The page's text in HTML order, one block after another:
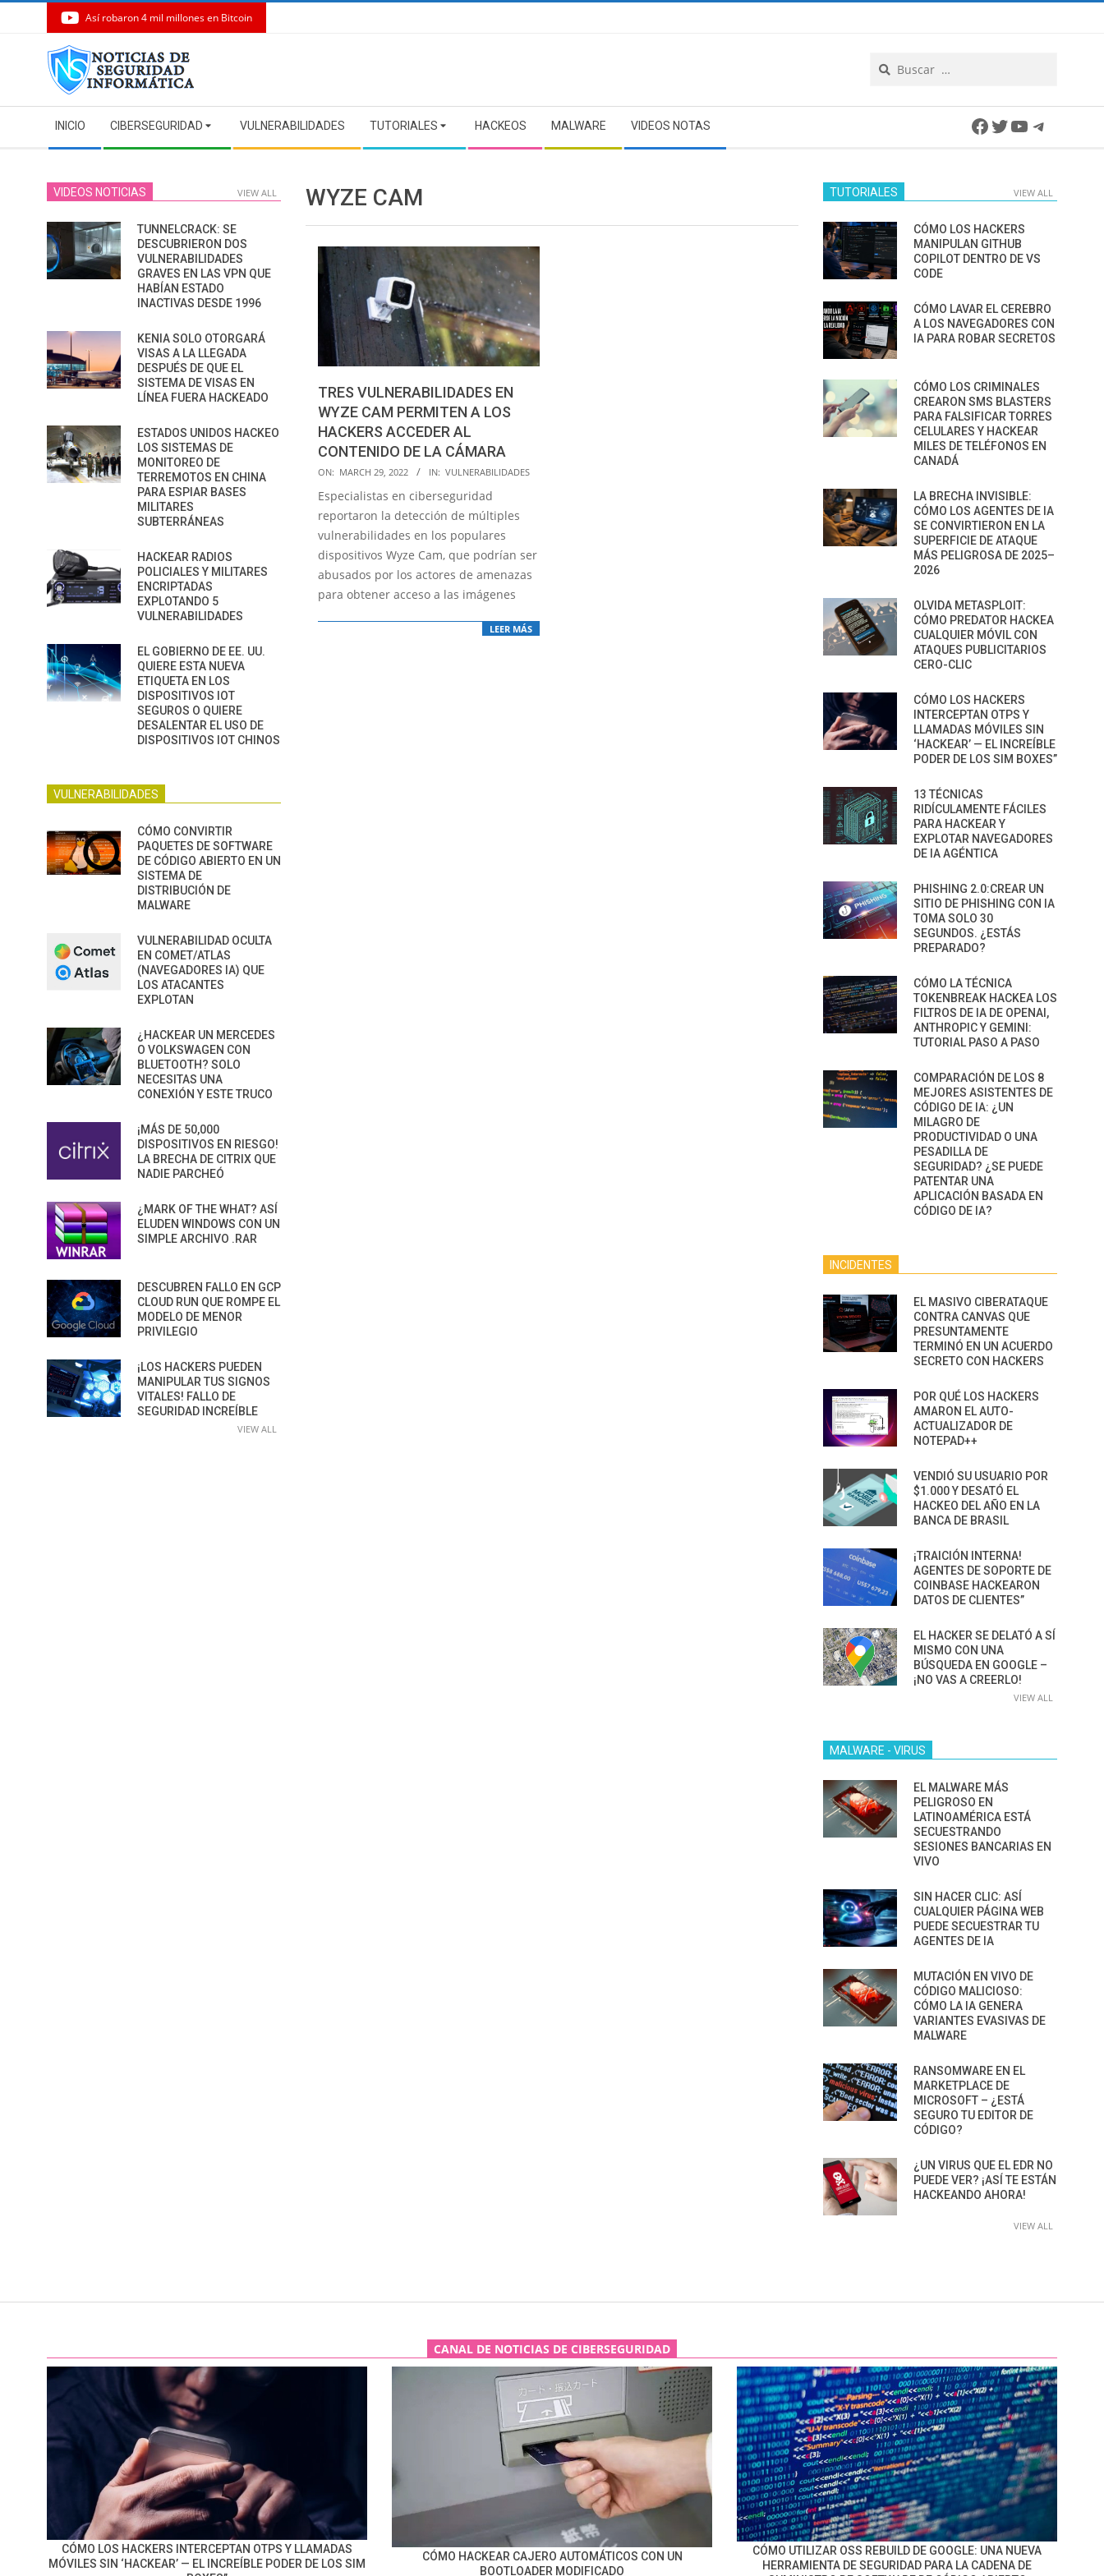
Así robaron 4 mil millones en Bitcoin
Navigation
Menu
INICIO CIBERSEGURIDAD VULNERABILIDADES TUTORIALES HACKEOS MALWARE VIDEOS NOTAS Facebook
Twitter
YouTube
WYZE CAM
TRES VULNERABILIDADES EN
WYZE CAM PERMITEN A LOS
HACKERS ACCEDER AL
CONTENIDO DE LA CÁMARA
2022-
03-
29
ON: MARCH 29, 2022 IN: VULNERABILIDADES
Especialistas en ciberseguridad
reportaron la detección de múltiples
vulnerabilidades en los populares
dispositivos Wyze Cam, que podrían ser
abusados por los actores de amenazas
para obtener acceso a las imágenes
LEER MÁS
VIDEOS NOTICIAS VIEW ALL
TUNNELCRACK: SE
DESCUBRIERON DOS
VULNERABILIDADES
GRAVES EN LAS VPN QUE
HABÍAN ESTADO
INACTIVAS DESDE 1996
KENIA SOLO OTORGARÁ
VISAS A LA LLEGADA
DESPUÉS DE QUE EL
SISTEMA DE VISAS EN
LÍNEA FUERA HACKEADO
ESTADOS UNIDOS HACKEO
LOS SISTEMAS DE
MONITOREO DE
TERREMOTOS EN CHINA
PARA ESPIAR BASES
MILITARES
SUBTERRÁNEAS
HACKEAR RADIOS
POLICIALES Y MILITARES
ENCRIPTADAS
EXPLOTANDO 5
VULNERABILIDADES
EL GOBIERNO DE EE. UU.
QUIERE ESTA NUEVA
ETIQUETA EN LOS
DISPOSITIVOS IOT
SEGUROS O QUIERE
DESALENTAR EL USO DE
DISPOSITIVOS IOT CHINOS
VULNERABILIDADES
CÓMO CONVIRTIR
PAQUETES DE SOFTWARE
DE CÓDIGO ABIERTO EN UN
SISTEMA DE
DISTRIBUCIÓN DE
MALWARE
VULNERABILIDAD OCULTA
EN COMET/ATLAS
(NAVEGADORES IA) QUE
LOS ATACANTES
EXPLOTAN
¿HACKEAR UN MERCEDES
O VOLKSWAGEN CON
BLUETOOTH? SOLO
NECESITAS UNA
CONEXIÓN Y ESTE TRUCO
¡MÁS DE 50,000
DISPOSITIVOS EN RIESGO!
LA BRECHA DE CITRIX QUE
NADIE PARCHEÓ
¿MARK OF THE WHAT? ASÍ
ELUDEN WINDOWS CON UN
SIMPLE ARCHIVO .RAR
DESCUBREN FALLO EN GCP
CLOUD RUN QUE ROMPE EL
MODELO DE MENOR
PRIVILEGIO
¡LOS HACKERS PUEDEN
MANIPULAR TUS SIGNOS
VITALES! FALLO DE
SEGURIDAD INCREÍBLE
VIEW ALL
TUTORIALES VIEW ALL
CÓMO LOS HACKERS
MANIPULAN GITHUB
COPILOT DENTRO DE VS
CODE
CÓMO LAVAR EL CEREBRO
A LOS NAVEGADORES CON
IA PARA ROBAR SECRETOS
CÓMO LOS CRIMINALES
CREARON SMS BLASTERS
PARA FALSIFICAR TORRES
CELULARES Y HACKEAR
MILES DE TELÉFONOS EN
CANADÁ
LA BRECHA INVISIBLE:
CÓMO LOS AGENTES DE IA
SE CONVIRTIERON EN LA
SUPERFICIE DE ATAQUE
MÁS PELIGROSA DE 2025–
2026
OLVIDA METASPLOIT:
CÓMO PREDATOR HACKEA
CUALQUIER MÓVIL CON
ATAQUES PUBLICITARIOS
CERO-CLIC
CÓMO LOS HACKERS
INTERCEPTAN OTPS Y
LLAMADAS MÓVILES SIN
‘HACKEAR’ — EL INCREÍBLE
PODER DE LOS SIM BOXES”
13 TÉCNICAS
RIDÍCULAMENTE FÁCILES
PARA HACKEAR Y
EXPLOTAR NAVEGADORES
DE IA AGÉNTICA
PHISHING 2.0:CREAR UN
SITIO DE PHISHING CON IA
TOMA SOLO 30
SEGUNDOS. ¿ESTÁS
PREPARADO?
CÓMO LA TÉCNICA
TOKENBREAK HACKEA LOS
FILTROS DE IA DE OPENAI,
ANTHROPIC Y GEMINI:
TUTORIAL PASO A PASO
COMPARACIÓN DE LOS 8
MEJORES ASISTENTES DE
CÓDIGO DE IA: ¿UN
MILAGRO DE
PRODUCTIVIDAD O UNA
PESADILLA DE
SEGURIDAD? ¿SE PUEDE
PATENTAR UNA
APLICACIÓN BASADA EN
CÓDIGO DE IA?
INCIDENTES
EL MASIVO CIBERATAQUE
CONTRA CANVAS QUE
PRESUNTAMENTE
TERMINÓ EN UN ACUERDO
SECRETO CON HACKERS
POR QUÉ LOS HACKERS
AMARON EL AUTO-
ACTUALIZADOR DE
NOTEPAD++
VENDIÓ SU USUARIO POR
$1.000 Y DESATÓ EL
HACKEO DEL AÑO EN LA
BANCA DE BRASIL
¡TRAICIÓN INTERNA!
AGENTES DE SOPORTE DE
COINBASE HACKEARON
DATOS DE CLIENTES”
EL HACKER SE DELATÓ A SÍ
MISMO CON UNA
BÚSQUEDA EN GOOGLE –
¡NO VAS A CREERLO!
VIEW ALL
MALWARE - VIRUS
EL MALWARE MÁS
PELIGROSO EN
LATINOAMÉRICA ESTÁ
SECUESTRANDO
SESIONES BANCARIAS EN
VIVO
SIN HACER CLIC: ASÍ
CUALQUIER PÁGINA WEB
PUEDE SECUESTRAR TU
AGENTES DE IA
MUTACIÓN EN VIVO DE
CÓDIGO MALICIOSO:
CÓMO LA IA GENERA
VARIANTES EVASIVAS DE
MALWARE
RANSOMWARE EN EL
MARKETPLACE DE
MICROSOFT – ¿ESTÁ
SEGURO TU EDITOR DE
CÓDIGO?
¿UN VIRUS QUE EL EDR NO
PUEDE VER? ¡ASÍ TE ESTÁN
HACKEANDO AHORA!
VIEW ALL
CANAL DE NOTICIAS DE CIBERSEGURIDAD
CÓMO LOS HACKERS INTERCEPTAN OTPS Y LLAMADAS
MÓVILES SIN ‘HACKEAR’ — EL INCREÍBLE PODER DE LOS SIM
CÓMO HACKEAR CAJERO AUTOMÁTICOS CON UN
BOOTLOADER MODIFICADO
CÓMO UTILIZAR OSS REBUILD DE GOOGLE: UNA NUEVA
HERRAMIENTA DE SEGURIDAD PARA LA CADENA DE